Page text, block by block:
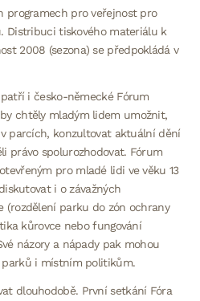
programech pro veřejnost pro
Distribuci tiskového materiálu k
2008 (sezona) se předpokládá v
i česko-německé Fórum
by chtěly mladým lidem umožnit,
parcích, konzultovat aktuální dění
právo spolurozhodovat. Fórum
pro mladé lidi ve věku 13
i o závažných
(rozdělení parku do zón ochrany
kůrovce nebo fungování
názory a nápady pak mohou
i místním politikům.
dlouhodobě. První setkání Fóra